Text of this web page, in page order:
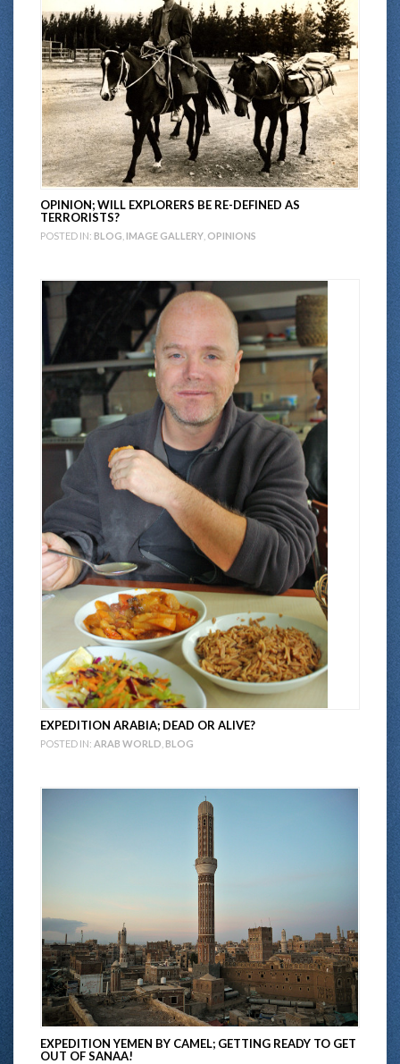
OPINION; WILL EXPLORERS BE RE-DEFINED AS
TERRORISTS?
POSTED IN: BLOG IMAGE GALLERY OPINIONS
EXPEDITION ARABIA; DEAD OR ALIVE?
POSTED IN: ARAB WORLD BLOG
EXPEDITION YEMEN BY CAMEL; GETTING READY TO GET
OUT OF SANAA!